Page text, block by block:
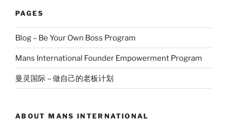
PAGES
Blog – Be Your Own Boss Program
Mans International Founder Empowerment Program
曼灵国际 – 做自己的老板计划
ABOUT MANS INTERNATIONAL